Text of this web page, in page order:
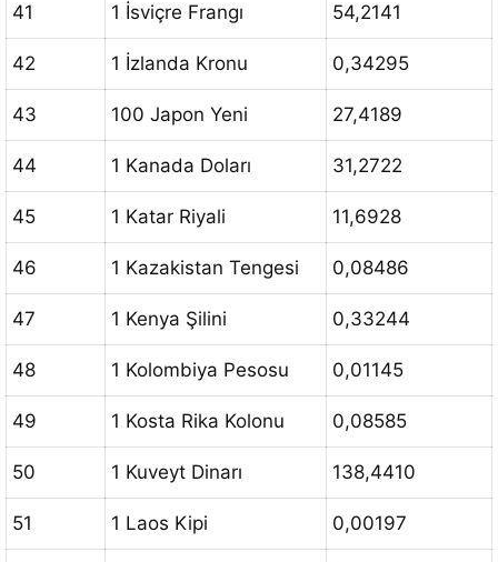
41 1 İsviçre Frangı 54,2141
42 1 İzlanda Kronu 0,34295
43 100 Japon Yeni 27,4189
44 1 Kanada Doları 31,2722
45 1 Katar Riyali 11,6928
46 1 Kazakistan Tengesi 0,08486
47 1 Kenya Şilini 0,33244
48 1 Kolombiya Pesosu 0,01145
49 1 Kosta Rika Kolonu 0,08585
50 1 Kuveyt Dinarı 138,4410
51 1 Laos Kipi 0,00197